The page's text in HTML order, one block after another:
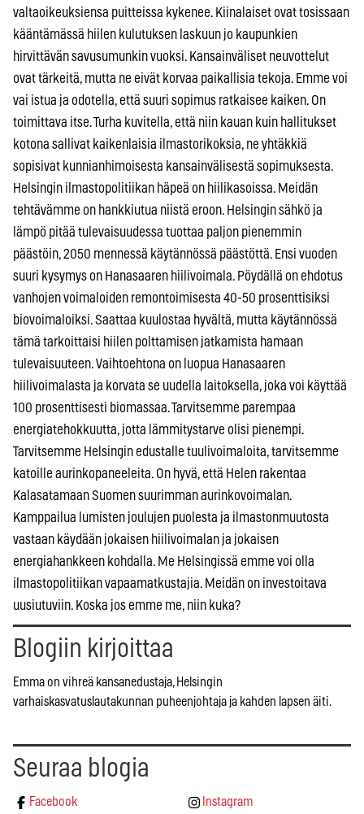
valtaoikeuksiensa puitteissa kykenee. Kiinalaiset ovat tosissaan
kääntämässä hiilen kulutuksen laskuun jo kaupunkien
hirvittävän savusumunkin vuoksi. Kansainväliset neuvottelut
ovat tärkeitä, mutta ne eivät korvaa paikallisia tekoja. Emme voi
vai istua ja odotella, että suuri sopimus ratkaisee kaiken. On
toimittava itse. Turha kuvitella, että niin kauan kuin hallitukset
kotona sallivat kaikenlaisia ilmastorikoksia, ne yhtäkkiä
sopisivat kunnianhimoisesta kansainvälisestä sopimuksesta.
Helsingin ilmastopolitiikan häpeä on hiilikasoissa. Meidän
tehtävämme on hankkiutua niistä eroon. Helsingin sähkö ja
lämpö pitää tulevaisuudessa tuottaa paljon pienemmin
päästöin, 2050 mennessä käytännössä päästöttä. Ensi vuoden
suuri kysymys on Hanasaaren hiilivoimala. Pöydällä on ehdotus
vanhojen voimaloiden remontoimisesta 40-50 prosenttisiksi
biovoimaloiksi. Saattaa kuulostaa hyvältä, mutta käytännössä
tämä tarkoittaisi hiilen polttamisen jatkamista hamaan
tulevaisuuteen. Vaihtoehtona on luopua Hanasaaren
hiilivoimalasta ja korvata se uudella laitoksella, joka voi käyttää
100 prosenttisesti biomassaa. Tarvitsemme parempaa
energiatehokkuutta, jotta lämmitystarve olisi pienempi.
Tarvitsemme Helsingin edustalle tuulivoimaloita, tarvitsemme
katoille aurinkopaneeleita. On hyvä, että Helen rakentaa
Kalasatamaan Suomen suurimman aurinkovoimalan.
Kamppailua lumisten joulujen puolesta ja ilmastonmuutosta
vastaan käydään jokaisen hiilivoimalan ja jokaisen
energiahankkeen kohdalla. Me Helsingissä emme voi olla
ilmastopolitiikan vapaamatkustajia. Meidän on investoitava
uusiutuviin. Koska jos emme me, niin kuka?
Blogiin kirjoittaa
Emma on vihreä kansanedustaja, Helsingin
varhaiskasvatuslautakunnan puheenjohtaja ja kahden lapsen äiti.
Seuraa blogia
Facebook Instagram